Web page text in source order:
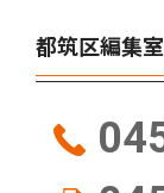
都筑区編集室